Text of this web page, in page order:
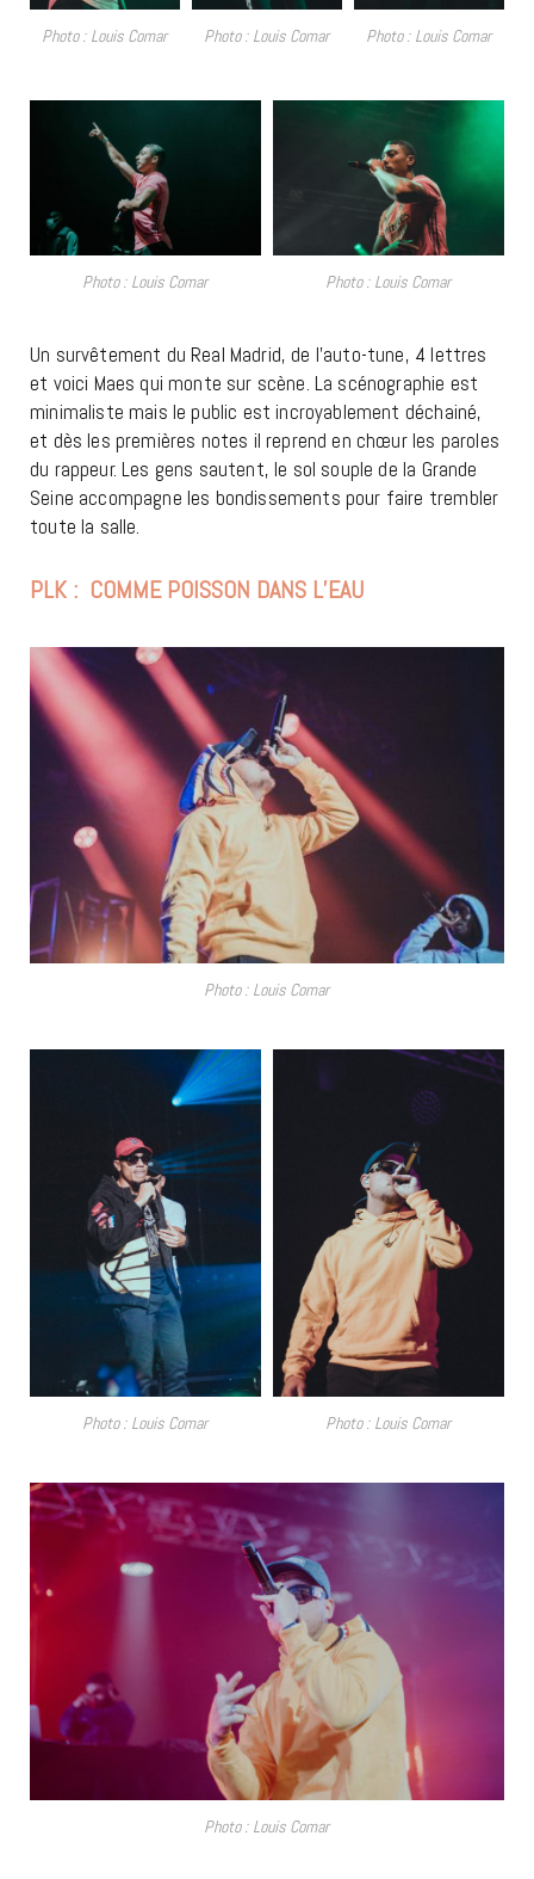
Photo : Louis Comar Photo : Louis Comar Photo : Louis Comar
Photo : Louis Comar Photo : Louis Comar
Un survêtement du Real Madrid, de l’auto-tune, 4 lettres
et voici Maes qui monte sur scène. La scénographie est
minimaliste mais le public est incroyablement déchainé,
et dès les premières notes il reprend en chœur les paroles
du rappeur. Les gens sautent, le sol souple de la Grande
Seine accompagne les bondissements pour faire trembler
toute la salle.
PLK : COMME POISSON DANS L’EAU
Photo : Louis Comar
Photo : Louis Comar Photo : Louis Comar
Photo : Louis Comar